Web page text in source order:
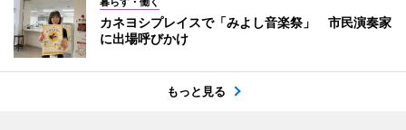
カネヨシプレイスで「みよし音楽祭」 市民演奏家
に出場呼びかけ
もっと見る